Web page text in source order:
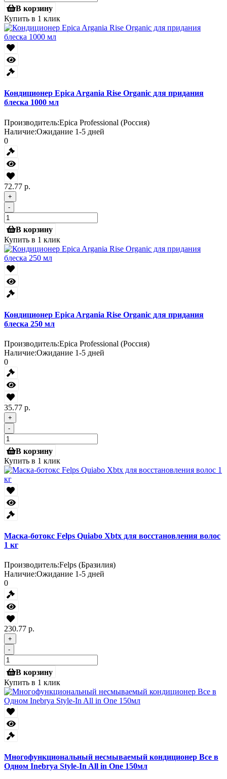
В корзину
Купить в 1 клик
Кондиционер Epica Argania Rise Organic для придания
блеска 1000 мл
Производитель:Epica Professional (Россия)
Наличие:Ожидание 1-5 дней
0
72.77 р.
+
-
В корзину
Купить в 1 клик
Кондиционер Epica Argania Rise Organic для придания
блеска 250 мл
Производитель:Epica Professional (Россия)
Наличие:Ожидание 1-5 дней
0
35.77 р.
+
-
В корзину
Купить в 1 клик
Маска-ботокс Felps Quiabo Xbtx для восстановления волос
1 кг
Производитель:Felps (Бразилия)
Наличие:Ожидание 1-5 дней
0
230.77 р.
+
-
В корзину
Купить в 1 клик
Многофункциональный несмываемый кондиционер Все в
Одном Inebrya Style-In All in One 150мл